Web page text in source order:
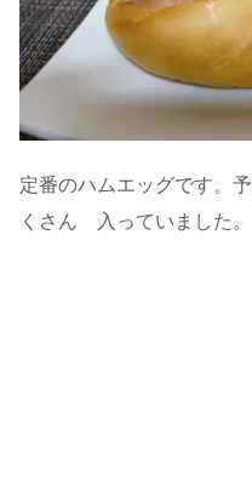
定番のハムエッグです。
くさん 入っていました。